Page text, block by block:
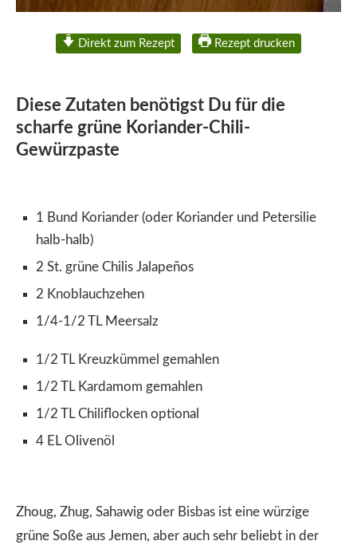
Direkt zum Rezept Rezept drucken
Diese Zutaten benötigst Du für die
scharfe grüne Koriander-Chili-
Gewürzpaste
1 Bund Koriander (oder Koriander und Petersilie
halb-halb)
2 St. grüne Chilis Jalapeños
2 Knoblauchzehen
1/4-1/2 TL Meersalz
1/2 TL Kreuzkümmel gemahlen
1/2 TL Kardamom gemahlen
1/2 TL Chiliflocken optional
4 EL Olivenöl
Zhoug, Zhug, Sahawig oder Bisbas ist eine würzige
grüne Soße aus Jemen, aber auch sehr beliebt in der